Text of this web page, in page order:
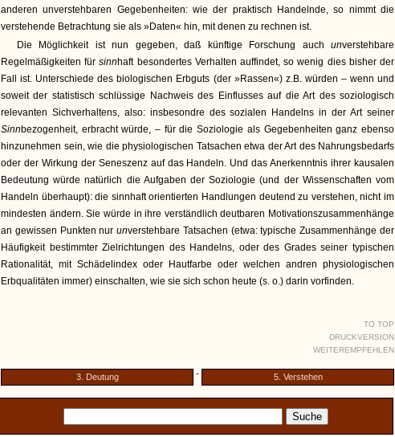
anderen unverstehbaren Gegebenheiten: wie der praktisch Handelnde, so nimmt die
verstehende Betrachtung sie als »Daten« hin, mit denen zu rechnen ist.
Die Möglichkeit ist nun gegeben, daß künftige Forschung auch unverstehbare
Regelmäßigkeiten fürsinnhaft besondertes Verhalten auffindet, so wenig dies bisher der
Fall ist. Unterschiede des biologischen Erbguts (der »Rassen«) z.B. würden – wenn und
soweit der statistisch schlüssige Nachweis des Einflusses auf die Art des soziologisch
relevanten Sichverhaltens, also: insbesondre des sozialen Handelns in der Art seiner
Sinnbezogenheit, erbracht würde, – für die Soziologie als Gegebenheiten ganz ebenso
hinzunehmen sein, wie die physiologischen Tatsachen etwa der Art des Nahrungsbedarfs
oder der Wirkung der Seneszenz auf das Handeln. Und das Anerkenntnis ihrer kausalen
Bedeutung würde natürlich die Aufgaben der Soziologie (und der Wissenschaften vom
Handeln überhaupt): die sinnhaft orientierten Handlungen deutend zu verstehen, nicht im
mindesten ändern. Sie würde in ihre verständlich deutbaren Motivationszusammenhänge
an gewissen Punkten nurunverstehbare Tatsachen (etwa: typische Zusammenhänge der
Häufigkeit bestimmter Zielrichtungen des Handelns, oder des Grades seiner typischen
Rationalität, mit Schädelindex oder Hautfarbe oder welchen andren physiologischen
Erbqualitäten immer) einschalten, wie sie sich schon heute (s. o.) darin vorfinden.
TO TOP
DRUCKVERSION
WEITEREMPFEHLEN
3. Deutung - 5. Verstehen